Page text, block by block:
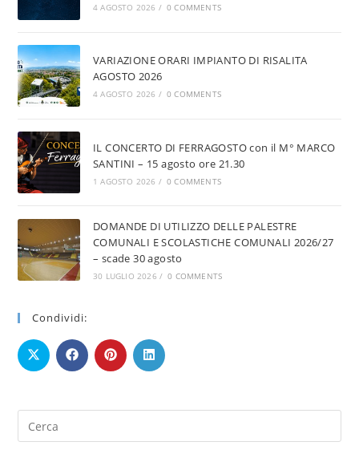
4 AGOSTO 2026 / 0 COMMENTS
VARIAZIONE ORARI IMPIANTO DI RISALITA
AGOSTO 2026
4 AGOSTO 2026 / 0 COMMENTS
IL CONCERTO DI FERRAGOSTO con il M° MARCO
SANTINI – 15 agosto ore 21.30
1 AGOSTO 2026 / 0 COMMENTS
DOMANDE DI UTILIZZO DELLE PALESTRE
COMUNALI E SCOLASTICHE COMUNALI 2026/27
– scade 30 agosto
30 LUGLIO 2026 / 0 COMMENTS
Condividi: